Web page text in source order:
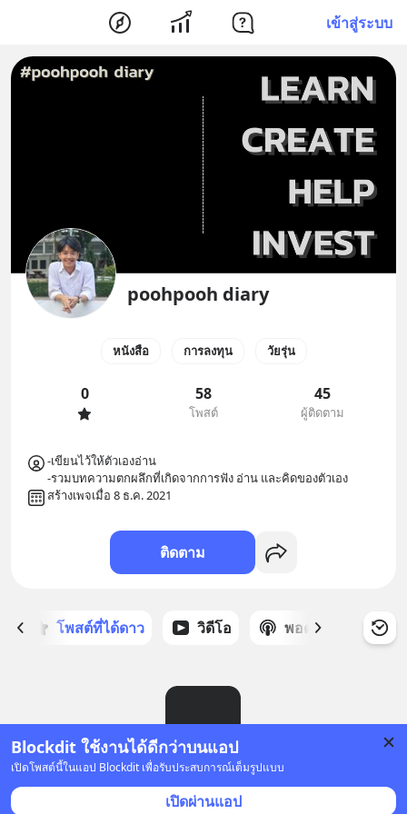
เข้าสู่ระบบ
Blockdit ใช้งานได้ดีกว่าบนแอป
เปิดโพสต์นี้ในแอป Blockdit เพื่อรับประสบการณ์เต็มรูปแบบ
เปิดผ่านแอป
poohpooh diary
หนังสือ การลงทุน วัยรุ่น
0 58
โพสต์
45
ผู้ติดตาม
-เขียนไว้ให้ตัวเองอ่าน
-รวมบทความตกผลึกที่เกิดจากการฟัง อ่าน และคิดของตัวเอง
สร้างเพจเมื่อ 8 ธ.ค. 2021
ติดตาม
โพสต์ที่ได้ดาว วิดีโอ พอดแคสต์
ยังไม่มีโพสต์